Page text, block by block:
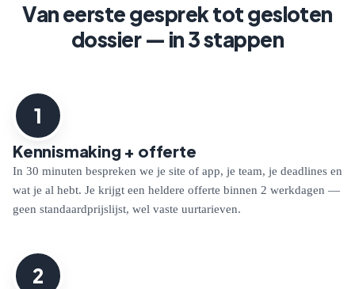
Van eerste gesprek tot gesloten
dossier — in 3 stappen
1
Kennismaking + offerte
In 30 minuten bespreken we je site of app, je team, je deadlines en
wat je al hebt. Je krijgt een heldere offerte binnen 2 werkdagen —
geen standaardprijslijst, wel vaste uurtarieven.
2